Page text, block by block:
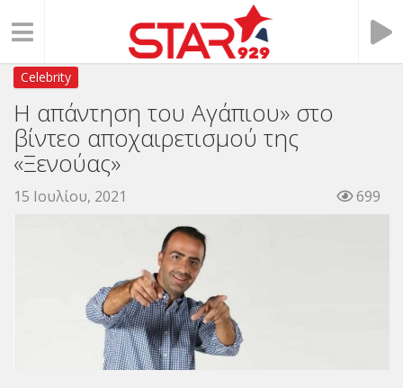
Celebrity
Η απάντηση του Αγάπιου» στο
βίντεο αποχαιρετισμού της
«Ξενούας»
15 Ιουλίου, 2021 699